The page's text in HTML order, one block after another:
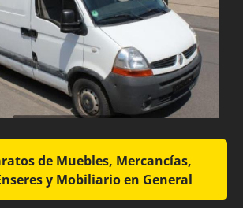
de Muebles, Mercancías,
y Mobiliario en General